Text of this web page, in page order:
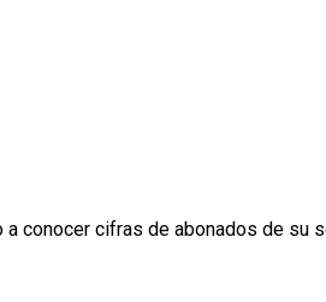
conocer cifras de abonados de su